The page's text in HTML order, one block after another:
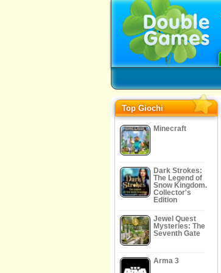
Top Giochi
Minecraft
Dark Strokes:
The Legend of
Snow Kingdom.
Collector's
Edition
Jewel Quest
Mysteries: The
Seventh Gate
Arma 3